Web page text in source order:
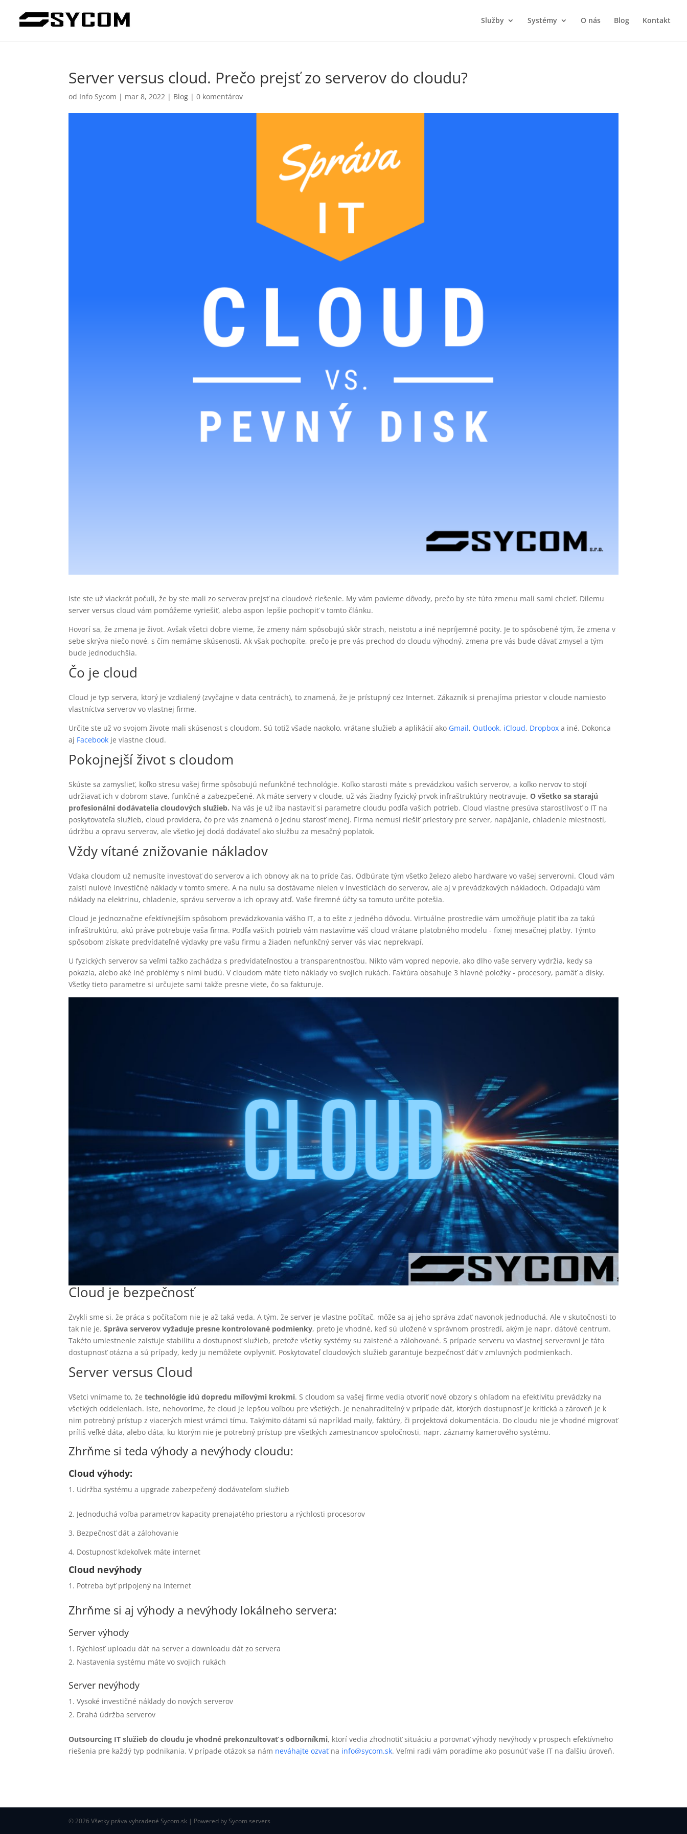
Služby Systémy O nás Blog Kontakt
Server versus cloud. Prečo prejsť zo serverov do cloudu?
od Info Sycom | mar 8, 2022 | Blog |0 komentárov
Iste ste už viackrát počuli, že by ste mali zo serverov prejsť na cloudové riešenie. My vám povieme dôvody, prečo by ste túto zmenu mali sami chcieť. Dilemu
server versus cloud vám pomôžeme vyriešiť, alebo aspon lepšie pochopiť v tomto článku.
Hovorí sa, že zmena je život. Avšak všetci dobre vieme, že zmeny nám spôsobujú skôr strach, neistotu a iné nepríjemné pocity. Je to spôsobené tým, že zmena v
sebe skrýva niečo nové, s čím nemáme skúsenosti. Ak však pochopíte, prečo je pre vás prechod do cloudu výhodný, zmena pre vás bude dávať zmysel a tým
bude jednoduchšia.
Čo je cloud
Cloud je typ servera, ktorý je vzdialený (zvyčajne v data centrách), to znamená, že je prístupný cez Internet. Zákazník si prenajíma priestor v cloude namiesto
vlastníctva serverov vo vlastnej firme.
Určite ste už vo svojom živote mali skúsenost s cloudom. Sú totiž všade naokolo, vrátane služieb a aplikácií ako Gmail, Outlook, iCloud, Dropbox a iné. Dokonca
aj Facebook je vlastne cloud.
Pokojnejší život s cloudom
Skúste sa zamyslieť, koľko stresu vašej firme spôsobujú nefunkčné technológie. Koľko starosti máte s prevádzkou vašich serverov, a koľko nervov to stojí
udržiavať ich v dobrom stave, funkčné a zabezpečené. Ak máte servery v cloude, už vás žiadny fyzický prvok infraštruktúry neotravuje.O všetko sa starajú
profesionálni dodávatelia cloudových služieb. Na vás je už iba nastaviť si parametre cloudu podľa vašich potrieb. Cloud vlastne presúva starostlivosť o IT na
poskytovateľa služieb, cloud providera, čo pre vás znamená o jednu starosť menej. Firma nemusí riešiť priestory pre server, napájanie, chladenie miestnosti,
údržbu a opravu serverov, ale všetko jej dodá dodávateľ ako službu za mesačný poplatok.
Vždy vítané znižovanie nákladov
Vďaka cloudom už nemusíte investovať do serverov a ich obnovy ak na to príde čas. Odbúrate tým všetko železo alebo hardware vo vašej serverovni. Cloud vám
zaistí nulové investičné náklady v tomto smere. A na nulu sa dostávame nielen v investíciách do serverov, ale aj v prevádzkových nákladoch. Odpadajú vám
náklady na elektrinu, chladenie, správu serverov a ich opravy atď. Vaše firemné účty sa tomuto určite potešia.
Cloud je jednoznačne efektívnejším spôsobom prevádzkovania vášho IT, a to ešte z jedného dôvodu. Virtuálne prostredie vám umožňuje platiť iba za takú
infraštruktúru, akú práve potrebuje vaša firma. Podľa vašich potrieb vám nastavíme váš cloud vrátane platobného modelu - fixnej mesačnej platby. Týmto
spôsobom získate predvídateľné výdavky pre vašu firmu a žiaden nefunkčný server vás viac neprekvapí.
U fyzických serverov sa veľmi tažko zachádza s predvídateľnosťou a transparentnosťou. Nikto vám vopred nepovie, ako dlho vaše servery vydržia, kedy sa
pokazia, alebo aké iné problémy s nimi budú. V cloudom máte tieto náklady vo svojich rukách. Faktúra obsahuje 3 hlavné položky - procesory, pamäť a disky.
Všetky tieto parametre si určujete sami takže presne viete, čo sa fakturuje.
Cloud je bezpečnosť
Zvykli sme si, že práca s počítačom nie je až taká veda. A tým, že server je vlastne počítač, môže sa aj jeho správa zdať navonok jednoduchá. Ale v skutočnosti to
tak nie je.Správa serverov vyžaduje presne kontrolované podmienky, preto je vhodné, keď sú uložené v správnom prostredí, akým je napr. dátové centrum.
Takéto umiestnenie zaisťuje stabilitu a dostupnosť služieb, pretože všetky systémy su zaistené a zálohované. S prípade serveru vo vlastnej serverovni je táto
dostupnosť otázna a sú prípady, kedy ju nemôžete ovplyvniť. Poskytovateľ cloudových služieb garantuje bezpečnosť dáť v zmluvných podmienkach.
Server versus Cloud
Všetci vnímame to, že technológie idú dopredu míľovými krokmi. S cloudom sa vašej firme vedia otvoriť nové obzory s ohľadom na efektivitu prevádzky na
všetkých oddeleniach. Iste, nehovoríme, že cloud je lepšou voľbou pre všetkých. Je nenahraditeľný v prípade dát, ktorých dostupnosť je kritická a zároveň je k
nim potrebný prístup z viacerých miest vrámci tímu. Takýmito dátami sú napríklad maily, faktúry, či projektová dokumentácia. Do cloudu nie je vhodné migrovať
príliš veľké dáta, alebo dáta, ku ktorým nie je potrebný prístup pre všetkých zamestnancov spoločnosti, napr. záznamy kamerového systému.
Zhrňme si teda výhody a nevýhody cloudu:
Cloud výhody:
Udržba systému a upgrade zabezpečený dodávateľom služieb
2. Jednoduchá voľba parametrov kapacity prenajatého priestoru a rýchlosti procesorov
3. Bezpečnosť dát a zálohovanie
4. Dostupnosť kdekoľvek máte internet
Cloud nevýhody
Potreba byť pripojený na Internet
Zhrňme si aj výhody a nevýhody lokálneho servera:
Server výhody
Rýchlosť uploadu dát na server a downloadu dát zo servera
Nastavenia systému máte vo svojich rukách
Server nevýhody
Vysoké investičné náklady do nových serverov
Drahá údržba serverov
Outsourcing IT služieb do cloudu je vhodné prekonzultovať s odborníkmi, ktorí vedia zhodnotiť situáciu a porovnať výhody nevýhody v prospech efektívneho
riešenia pre každý typ podnikania. V prípade otázok sa nám neváhajte ozvaťna info@sycom.sk. Veľmi radi vám poradíme ako posunúť vaše IT na ďalšiu úroveň.
© 2026 Všetky práva vyhradené Sycom.sk | Powered by Sycom servers